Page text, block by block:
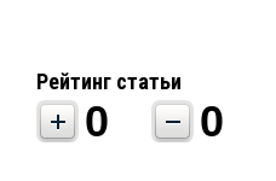
Рейтинг статьи
0 0